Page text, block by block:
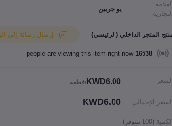
العلامة
التجارية
يو جريين
المتجر الداخلي (الرئيسي)
16538
people are viewing this item right now
السعر KWD6.00 /قطعة
السعر الإجمالي KWD6.00
الكمية (
100 متوفر)